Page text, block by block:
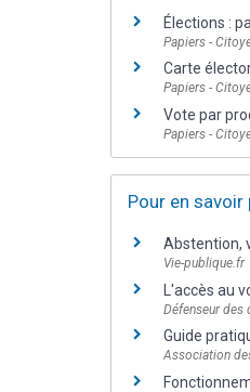
Élections :
Papiers -
Carte
Papiers -
Vote par
Papiers -
Pour en savoir
Abstention,
Vie-publique.fr
L'accès au
Défenseur des
Guide
Association